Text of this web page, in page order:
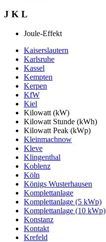
J K L
Joule-Effekt
Kaiserslautern
Karlsruhe
Kassel
Kempten
Kerpen
KfW
Kiel
Kilowatt (kW)
Kilowatt Stunde (kWh)
Kilowatt Peak (kWp)
Kleinmachnow
Kleve
Klingenthal
Koblenz
Köln
Königs Wusterhausen
Komplettanlage
Komplettanlage (5 kWp)
Komplettanlage (10 kWp)
Konstanz
Kontakt
Krefeld